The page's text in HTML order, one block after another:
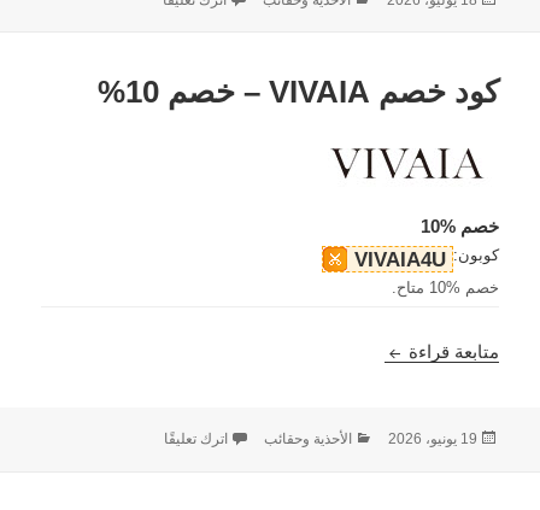
كود خصم VIVAIA – خصم 10%
خصم %10
كوبون: VIVAIA4U
خصم %10 متاح.
متابعة قراءة كود خصم VIVAIA – خصم 10%
نُشرت
19 يونيو، 2026 التصنيفات
الأحذية وحقائب اترك تعليقًا